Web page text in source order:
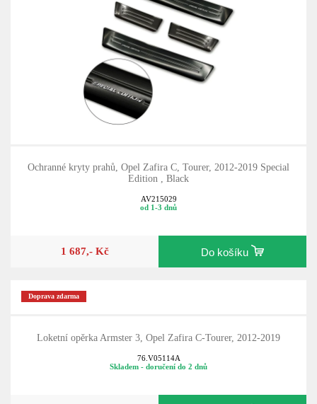
Ochranné kryty prahů, Opel Zafira C, Tourer, 2012-2019 Special
Edition , Black
AV215029
od 1-3 dnů
1 687,- Kč Do košíku
Doprava zdarma
Loketní opěrka Armster 3, Opel Zafira C-Tourer, 2012-2019
76.V05114A
Skladem - doručení do 2 dnů